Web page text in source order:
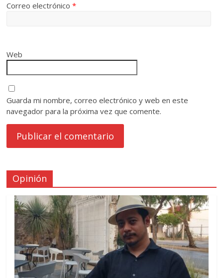
Correo electrónico*
Web
Guarda mi nombre, correo electrónico y web en este
navegador para la próxima vez que comente.
Opinión